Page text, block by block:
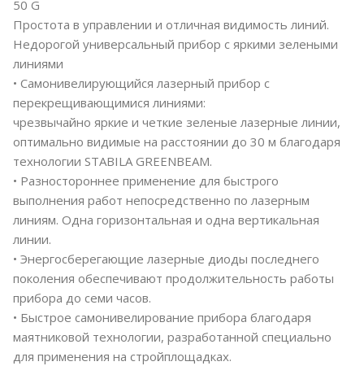
50 G
Простота в управлении и отличная видимость линий.
Недорогой универсальный прибор с яркими зелеными
линиями
• Самонивелирующийся лазерный прибор с
перекрещивающимися линиями:
чрезвычайно яркие и четкие зеленые лазерные линии,
оптимально видимые на расстоянии до 30 м благодаря
технологии STABILA GREENBEAM.
• Разностороннее применение для быстрого
выполнения работ непосредственно по лазерным
линиям. Одна горизонтальная и одна вертикальная
линии.
• Энергосберегающие лазерные диоды последнего
поколения обеспечивают продолжительность работы
прибора до семи часов.
• Быстрое самонивелирование прибора благодаря
маятниковой технологии, разработанной специально
для применения на стройплощадках.